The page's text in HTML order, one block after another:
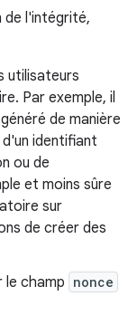
de l'intégrité,
utilisateurs
Par exemple, il
de manière
identifiant
ou de
et moins sûre
sur
de créer des
le champ nonce